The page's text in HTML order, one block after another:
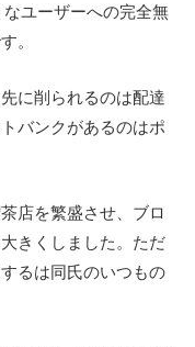
なユーザーへの完全無
。
に削られるのは配達
バンクがあるのはポ
店を繁盛させ、ブロ
きくしました。ただ
るは同氏のいつもの